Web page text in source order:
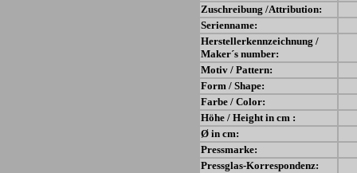
Zuschreibung /Attribution:
Serienname:
Herstellerkennzeichnung /
Maker´s number:
Motiv / Pattern:
Form / Shape:
Farbe / Color:
Höhe / Height in cm :
Ø in cm:
Pressmarke:
Pressglas-Korrespondenz: